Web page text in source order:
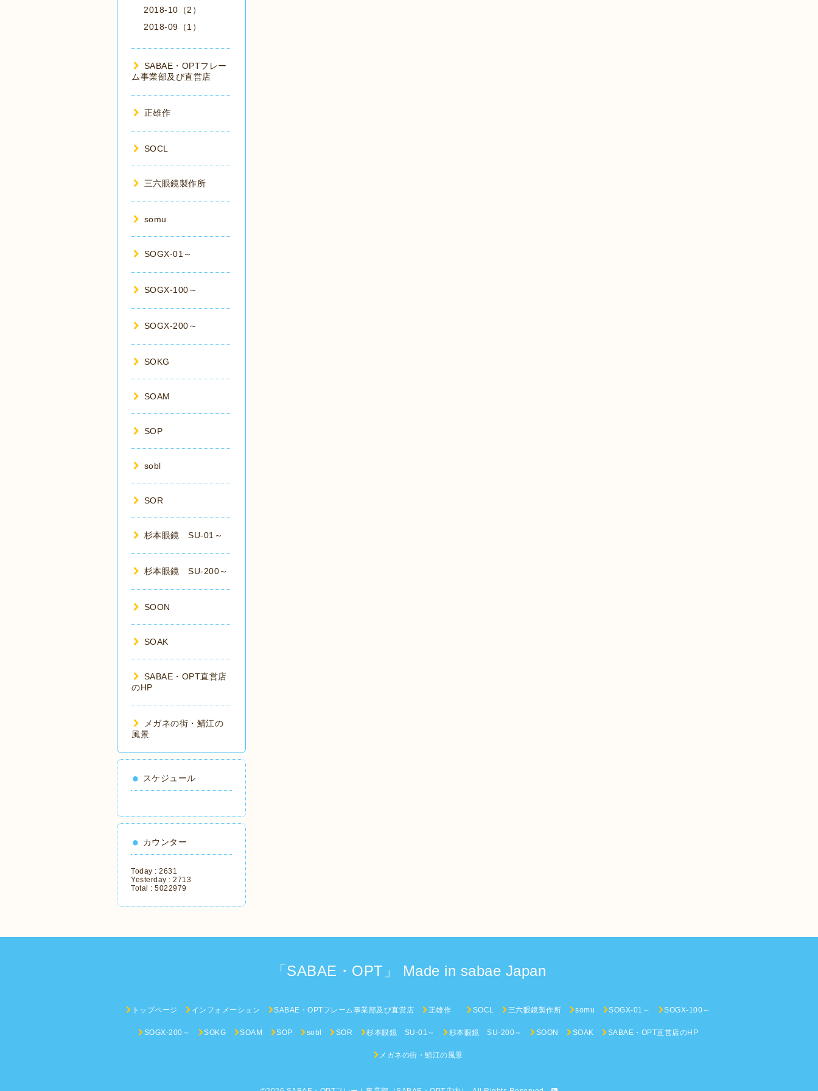
2018-10（2）
2018-09（1）
SABAE・OPTフレー
ム事業部及び直営店
正雄作
SOCL
三六眼鏡製作所
somu
SOGX-01～
SOGX-100～
SOGX-200～
SOKG
SOAM
SOP
sobl
SOR
杉本眼鏡 SU-01～
杉本眼鏡 SU-200～
SOON
SOAK
SABAE・OPT直営店
のHP
メガネの街・鯖江の
風景
スケジュール
カウンター
Today : 2631
Yesterday : 2713
Total : 5022979
「SABAE・OPT」 Made in sabae Japan
トップページ インフォメーション SABAE・OPTフレーム事業部及び直営店 正雄作 SOCL 三六眼鏡製作所 somu SOGX-01～ SOGX-100～
SOGX-200～ SOKG SOAM SOP sobl SOR 杉本眼鏡 SU-01～ 杉本眼鏡 SU-200～ SOON SOAK SABAE・OPT直営店のHP
メガネの街・鯖江の風景